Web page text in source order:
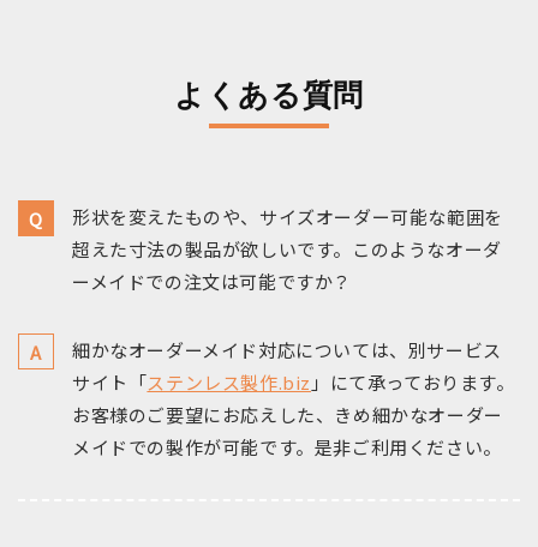
よくある質問
形状を変えたものや、サイズオーダー可能な範囲を
超えた寸法の製品が欲しいです。このようなオーダ
ーメイドでの注文は可能ですか？
細かなオーダーメイド対応については、別サービス
サイト「ステンレス製作.biz 」にて承っております。
お客様のご要望にお応えした、きめ細かなオーダー
メイドでの製作が可能です。是非ご利用ください。